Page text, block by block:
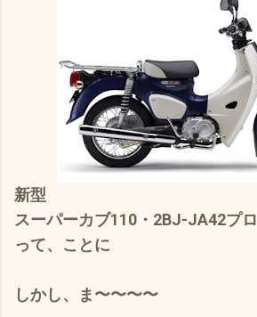
新型
スーパーカブ110・2BJ-JA42プロ
って、ことに
しかし、ま〜〜〜〜